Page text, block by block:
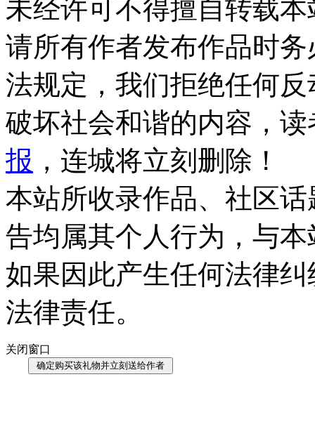
未经许可不得擅自转载
请所有作者发布作品时
法规定，我们拒绝任何
破坏社会和谐的内容，
报 ，连城将立刻删除！
本站所收录作品、社区
告均属其个人行为，与
如果因此产生任何法律
法律责任。
关闭窗口